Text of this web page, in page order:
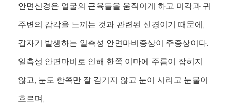
안면신경은 얼굴의 근육들을 움직이게 하고 미각과 귀
주변의 감각을 느끼는 것과 관련된 신경이기 때문에,
갑자기 발생하는 일측성 안면마비증상이 주증상이다.
일측성 안면마비로 인해 한쪽 이마에 주름이 잡히지
않고, 눈도 한쪽만 잘 감기지 않고 눈이 시리고 눈물이
흐르며,